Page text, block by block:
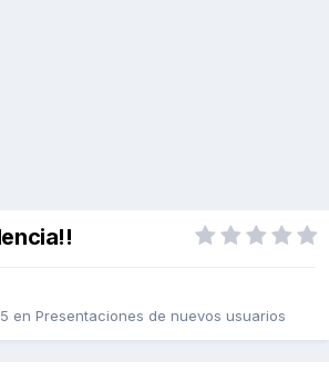
en Presentaciones de nuevos usuarios